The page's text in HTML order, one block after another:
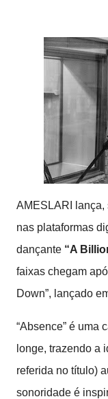
AMESLARI
nas plataformas
dançante “A
faixas chegam
Down”, lançado
“Absence” é uma
longe, trazendo a
referida no título)
sonoridade é